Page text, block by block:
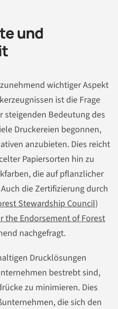
und
wichtiger Aspekt
ist die Frage
steigenden Bedeutung des
Druckereien begonnen,
anzubieten. Dies reicht
Papiersorten hin zu
die auf pflanzlicher
die Zertifizierung durch
Stewardship Council)
the Endorsement of Forest
nachgefragt.
Drucklösungen
bestrebt sind,
zu minimieren. Dies
die sich den